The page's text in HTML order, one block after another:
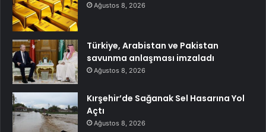
Ağustos 8, 2026
Türkiye, Arabistan ve Pakistan
savunma anlaşması imzaladı
Ağustos 8, 2026
Kırşehir’de Sağanak Sel Hasarına Yol
Açtı
Ağustos 8, 2026